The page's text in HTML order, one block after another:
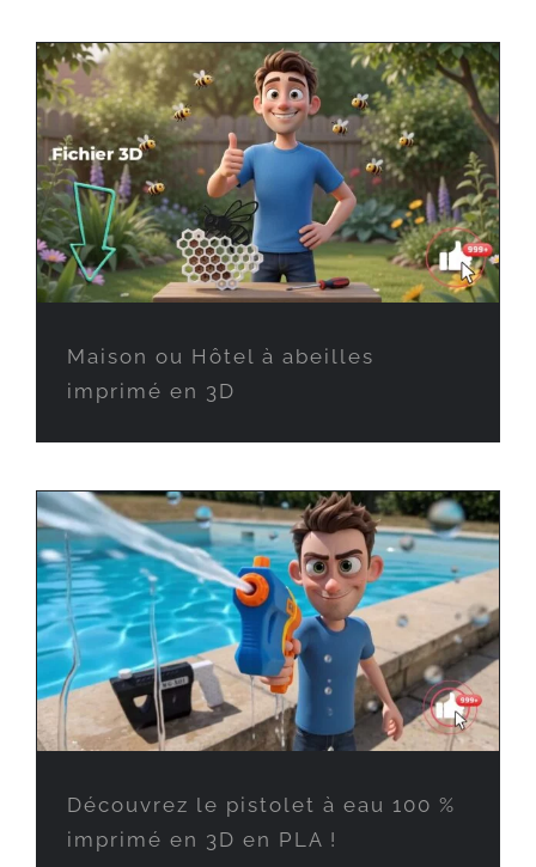
Maison ou Hôtel à abeilles
imprimé en 3D
Découvrez le pistolet à eau 100 %
imprimé en 3D en PLA !